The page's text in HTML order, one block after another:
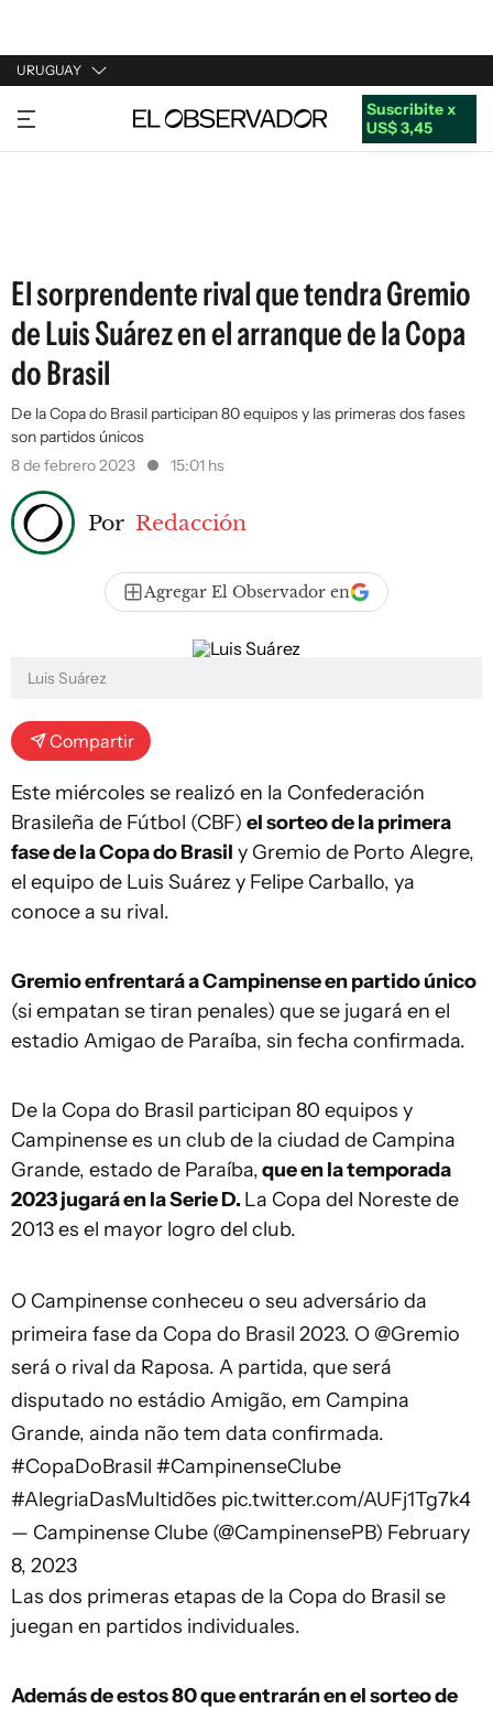
URUGUAY
URUGUAY
ARGENTINA
Suscribite x
US$ 3,45
El sorprendente rival que tendra Gremio
de Luis Suárez en el arranque de la Copa
do Brasil
De la Copa do Brasil participan 80 equipos y las primeras dos fases
son partidos únicos
8 de febrero 2023
15:01 hs
Por Redacción
Agregar El Observador en
Luis Suárez
Compartir
Este miércoles se realizó en la Confederación
Brasileña de Fútbol (CBF) el sorteo de la primera
fase de la Copa do Brasil y Gremio de Porto Alegre,
el equipo de Luis Suárez y Felipe Carballo, ya
conoce a su rival.
Gremio enfrentará a Campinense en partido único
(si empatan se tiran penales) que se jugará en el
estadio Amigao de Paraíba, sin fecha confirmada.
De la Copa do Brasil participan 80 equipos y
Campinense es un club de la ciudad de Campina
Grande, estado de Paraíba,que en la temporada
2023 jugará en la Serie D. La Copa del Noreste de
2013 es el mayor logro del club.
O Campinense conheceu o seu adversário da
primeira fase da Copa do Brasil 2023. O @Gremio
será o rival da Raposa. A partida, que será
disputado no estádio Amigão, em Campina
Grande, ainda não tem data confirmada.
#CopaDoBrasil #CampinenseClube
#AlegriaDasMultidões pic.twitter.com/AUFj1Tg7k4
— Campinense Clube (@CampinensePB) February
8, 2023
Las dos primeras etapas de la Copa do Brasil se
juegan en partidos individuales.
Además de estos 80 que entrarán en el sorteo de